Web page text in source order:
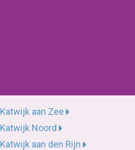
Katwijk aan Zee
Katwijk Noord
Katwijk aan den Rijn